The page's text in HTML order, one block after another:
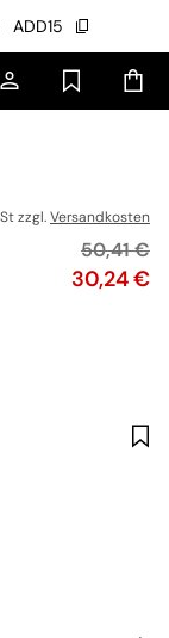
ADD15
zzgl.Versandkosten
Preis
30,24 €
50,41 €